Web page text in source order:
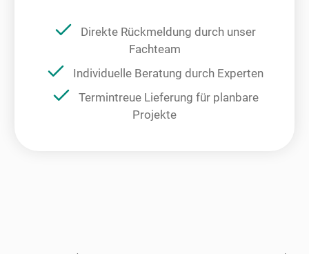
Direkte Rückmeldung durch unser
Fachteam
Individuelle Beratung durch Experten
Termintreue Lieferung für planbare
Projekte